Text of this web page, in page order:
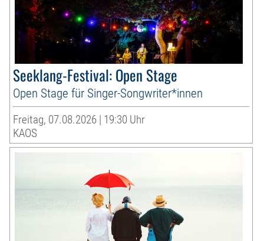
Seeklang-Festival: Open Stage
Open Stage für Singer-Songwriter*innen
Freitag, 07.08.2026 | 19:30 Uhr
KAOS